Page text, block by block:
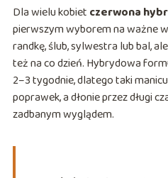
Dla wielu kobiet czerwona
pierwszym wyborem na ważne
randkę, ślub, sylwestra lub bal,
też na co dzień. Hybrydowa
2–3 tygodnie, dlatego taki
poprawek, a dłonie przez długi
zadbanym wyglądem.